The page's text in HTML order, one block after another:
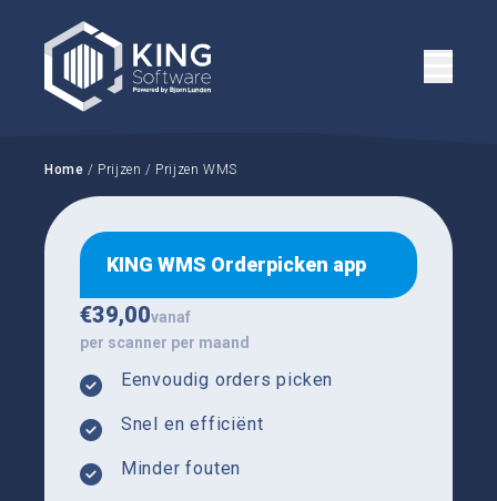
Home / Prijzen / Prijzen WMS
KING WMS Orderpicken app
€39,00vanaf
per scanner per maand
Eenvoudig orders picken
Snel en efficiënt
Minder fouten